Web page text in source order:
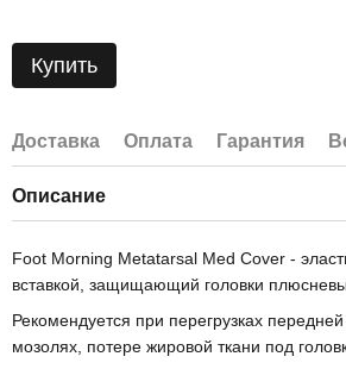
Купить
Доставка Оплата Гарантия
Описание
Foot Morning Metatarsal Med Cover -
вставкой, защищающий головки
Рекомендуется при перегрузках
мозолях, потере жировой ткани под